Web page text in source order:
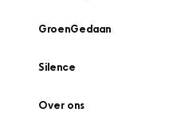
GroenGedaan
Silence
Over ons